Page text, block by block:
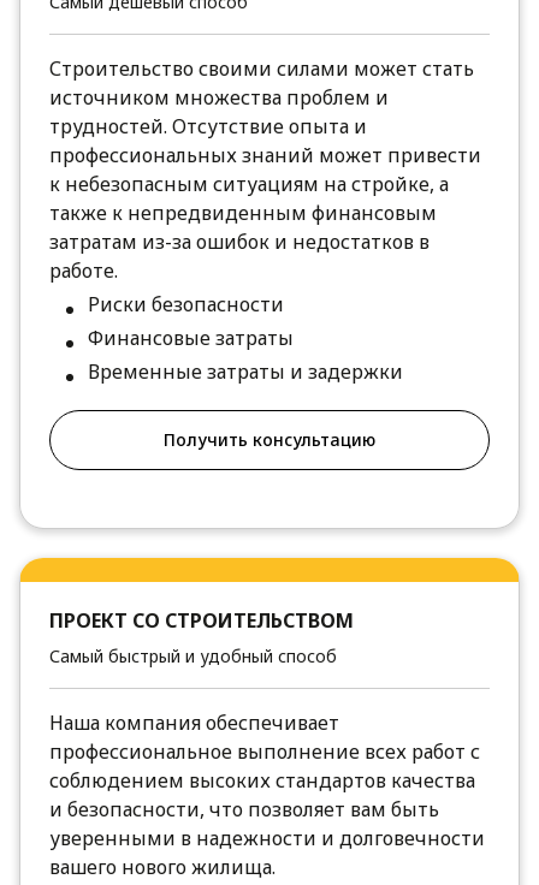
Строительство своими силами может стать
источником множества проблем и
трудностей. Отсутствие опыта и
профессиональных знаний может привести
к небезопасным ситуациям на стройке, а
также к непредвиденным финансовым
затратам из-за ошибок и недостатков в
работе.
Риски безопасности
Финансовые затраты
Временные затраты и задержки
Получить консультацию
ПРОЕКТ СО СТРОИТЕЛЬСТВОМ
Самый быстрый и удобный способ
Наша компания обеспечивает
профессиональное выполнение всех работ с
соблюдением высоких стандартов качества
и безопасности, что позволяет вам быть
уверенными в надежности и долговечности
вашего нового жилища.